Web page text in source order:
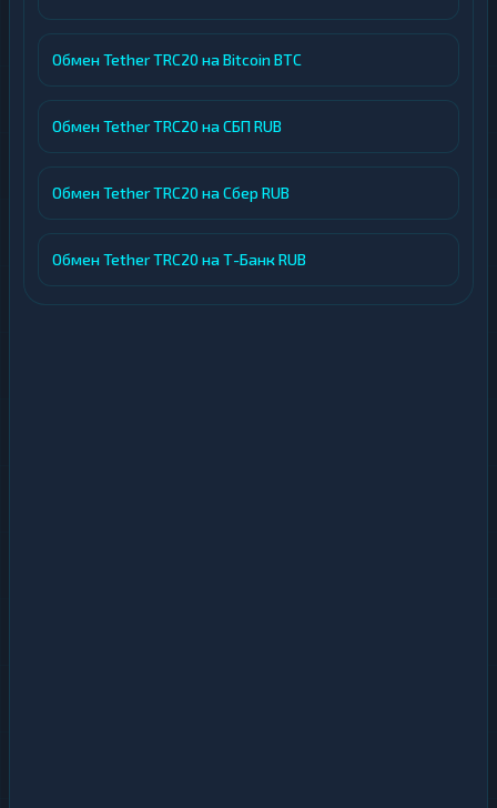
Обмен Tether TRC20 на Bitcoin BTC
Обмен Tether TRC20 на СБП RUB
Обмен Tether TRC20 на Сбер RUB
Обмен Tether TRC20 на Т-Банк RUB